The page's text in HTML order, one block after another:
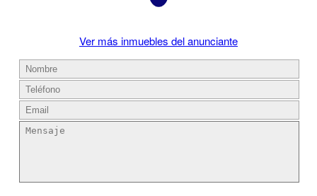
Ver más inmuebles del anunciante